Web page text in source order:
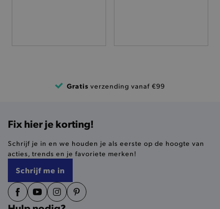
Gratis verzending vanaf €99
Fix hier je korting!
Schrijf je in en we houden je als eerste op de hoogte van
acties, trends en je favoriete merken!
Schrijf me in
Basis cookies Analytische
Targeting
smulervaring op de site en zorgen ervoor dat de
site op een correcte manier wordt verorberd. De
Naam
product-added-modal
.brooklyn.be
selected-val
pickupStoreVal